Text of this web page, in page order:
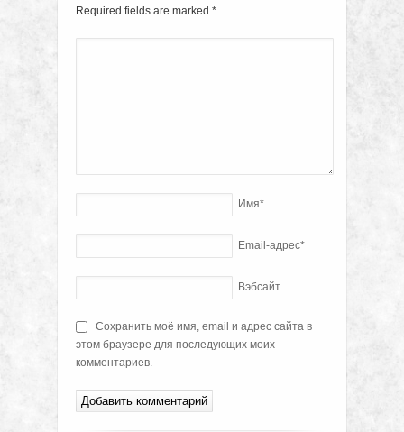
Required fields are marked *
Имя*
Email-адрес*
Вэбсайт
Сохранить моё имя, email и адрес сайта в
этом браузере для последующих моих
комментариев.